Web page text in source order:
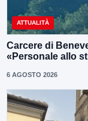
ATTUALITÀ
Carcere di
«Personale allo
6 AGOSTO 2026